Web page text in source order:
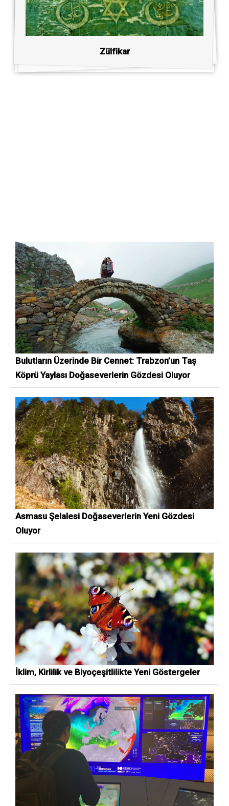
Zülfikar
Bulutların Üzerinde Bir Cennet: Trabzon’un Taş
Köprü Yaylası Doğaseverlerin Gözdesi Oluyor
Asmasu Şelalesi Doğaseverlerin Yeni Gözdesi
Oluyor
İklim, Kirlilik ve Biyoçeşitlilikte Yeni Göstergeler